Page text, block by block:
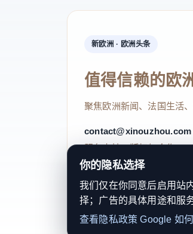
新欧洲 · 欧洲头条
值得信赖的欧
聚焦欧洲新闻、法国生活
contact@xinouzhou.com
服务支持、版权与合作：
© 2026 新欧洲·欧洲头条. All
关于我们法律声明 编辑规范日
你的隐私选择
我们仅在你同意后启用站
择；广告的具体用途和服
查看隐私政策 Google 如